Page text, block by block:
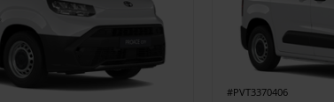
#PVT3370406